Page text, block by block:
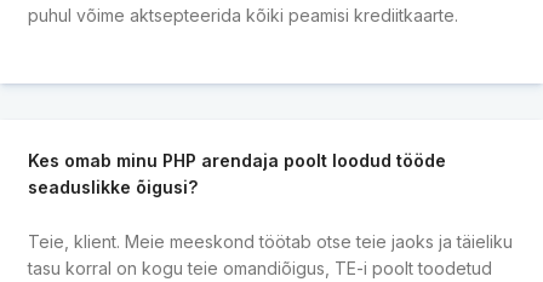
puhul võime aktsepteerida kõiki peamisi krediitkaarte.
Kes omab minu PHP arendaja poolt loodud tööde
seaduslikke õigusi?
Teie, klient. Meie meeskond töötab otse teie jaoks ja täieliku
tasu korral on kogu teie omandiõigus, TE-i poolt toodetud